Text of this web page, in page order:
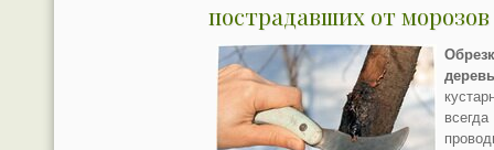
пострадавших от морозов
всегда